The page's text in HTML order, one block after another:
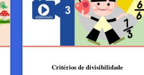
Critérios de divisibilidade